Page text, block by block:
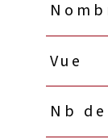
Vue
Nb